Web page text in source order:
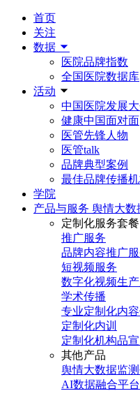
首页
关注
数据
医院品牌指数
全国医院数据库
活动
中国医院发展
健康中国面对面
医管先锋人物
医管talk
品牌典型案例
最佳品牌传播
学院
产品与服务 舆情大数
定制化服务套餐
推广服务
品牌内容推广
短视频服务
数字化视频生
学术传播
专业定制化内
定制化内训
定制化机构品
其他产品
舆情大数据监
AI数据融合平